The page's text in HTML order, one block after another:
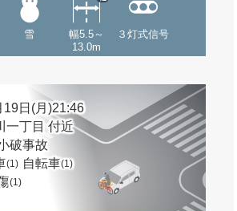
雪
幅5.5～
13.0m
３灯式信号
19日(月)21:46
一丁目 付近
破事故
(1) 自転車(1)
(1)